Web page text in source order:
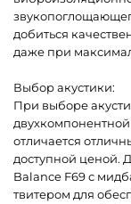
добиться
даже при
Выбор акустики:
При выборе
отличается
доступной ценой.
Balance F69 с
твитером для